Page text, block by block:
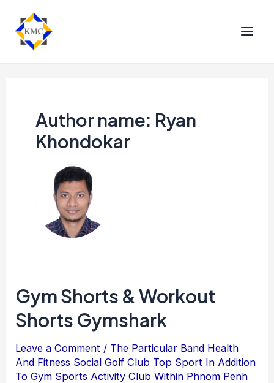
Author name: Ryan
Khondokar
Gym Shorts & Workout
Shorts Gymshark
Leave a Comment / The Particular Band Health
And Fitness Social Golf Club Top Sport In Addition
To Gym Sports Activity Club Within Phnom Penh